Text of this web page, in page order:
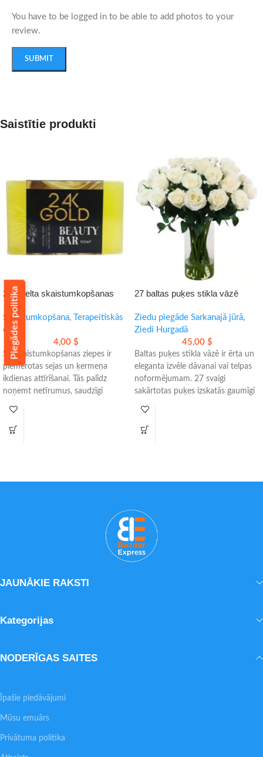
You have to be logged in to be able to add photos to your
review.
Saistītie produkti
24K zelta skaistumkopšanas
ziepes sejai un ķermenim
Skaistumkopšana,
Terapeitiskās
eļļas
4,00 $
Šīs skaistumkopšanas ziepes ir
piemērotas sejas un ķermeņa
ikdienas attīrīšanai. Tās palīdz
noņemt netīrumus, saudzīgi
- Bagātīgas putas ērtai lietošanai
27 baltas puķes stikla vāzē
Ziedu piegāde Sarkanajā jūrā,
Ziedi Hurgadā
45,00 $
Baltas puķes stikla vāzē ir ērta un
eleganta izvēle dāvanai vai telpas
noformējumam. 27 svaigi
sakārtotas puķes izskatās gaumīgi
- Pieejama piegāde tajā pašā dienā
JAUNĀKIE RAKSTI
Kategorijas
NODERĪGAS SAITES
Īpašie piedāvājumi
Mūsu emuārs
Privātuma politika
Piegādes politika